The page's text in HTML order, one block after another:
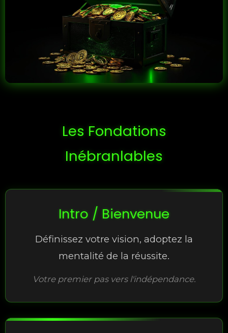
Les Fondations
Inébranlables
Intro / Bienvenue
Définissez votre vision, adoptez la
mentalité de la réussite.
Votre premier pas vers l'indépendance.